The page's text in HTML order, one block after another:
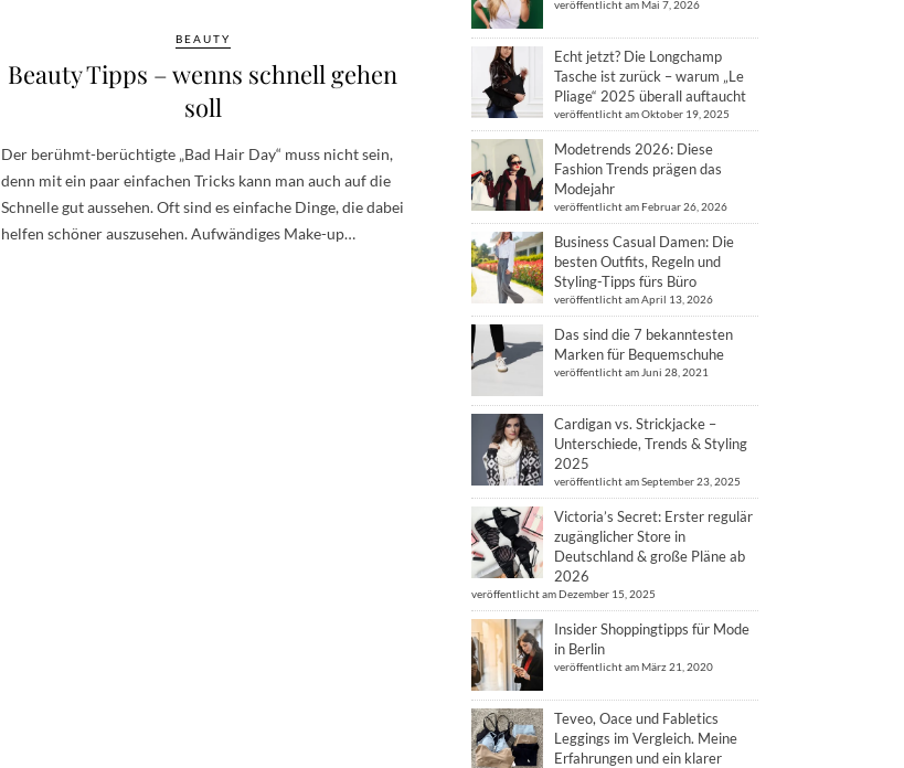
BEAUTY
Beauty Tipps – wenns schnell gehen
soll
Der berühmt-berüchtigte „Bad Hair Day“ muss nicht sein,
denn mit ein paar einfachen Tricks kann man auch auf die
Schnelle gut aussehen. Oft sind es einfache Dinge, die dabei
helfen schöner auszusehen. Aufwändiges Make-up…
veröffentlicht am Mai 7, 2026
Echt jetzt? Die Longchamp
Tasche ist zurück – warum „Le
Pliage“ 2025 überall auftaucht
veröffentlicht am Oktober 19, 2025
Modetrends 2026: Diese
Fashion Trends prägen das
Modejahr
veröffentlicht am Februar 26, 2026
Business Casual Damen: Die
besten Outfits, Regeln und
Styling-Tipps fürs Büro
veröffentlicht am April 13, 2026
Das sind die 7 bekanntesten
Marken für Bequemschuhe
veröffentlicht am Juni 28, 2021
Cardigan vs. Strickjacke –
Unterschiede, Trends & Styling
2025
veröffentlicht am September 23, 2025
Victoria’s Secret: Erster regulär
zugänglicher Store in
Deutschland & große Pläne ab
2026
veröffentlicht am Dezember 15, 2025
Insider Shoppingtipps für Mode
in Berlin
veröffentlicht am März 21, 2020
Teveo, Oace und Fabletics
Leggings im Vergleich. Meine
Erfahrungen und ein klarer